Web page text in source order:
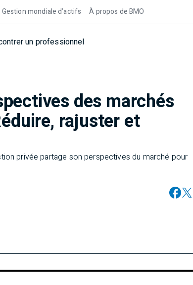
Gestion mondiale d’actifs À propos de BMO
un professionnel
des marchés
rajuster et
privée partage son perspectives du marché pour